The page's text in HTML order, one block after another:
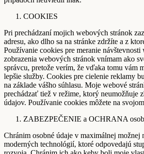
COOKIES
Pri prechádzaní mojich webových stránok
adresu, ako dlho sa na stránke zdržíte a z
Používanie cookies pre meranie návštevnosti
zobrazenia webových stránok vnímam ako
správcu, pretože verím, že vďaka tomu vám
lepšie služby. Cookies pre cielenie reklamy
na základe vášho súhlasu. Moje webové
prechádzať tiež v režime, ktorý neumožňuje
údajov. Používanie cookies môžete na
ZABEZPEČENIE a OCHRANA
Chránim osobné údaje v maximálnej možnej
moderných technológií, ktoré odpovedajú